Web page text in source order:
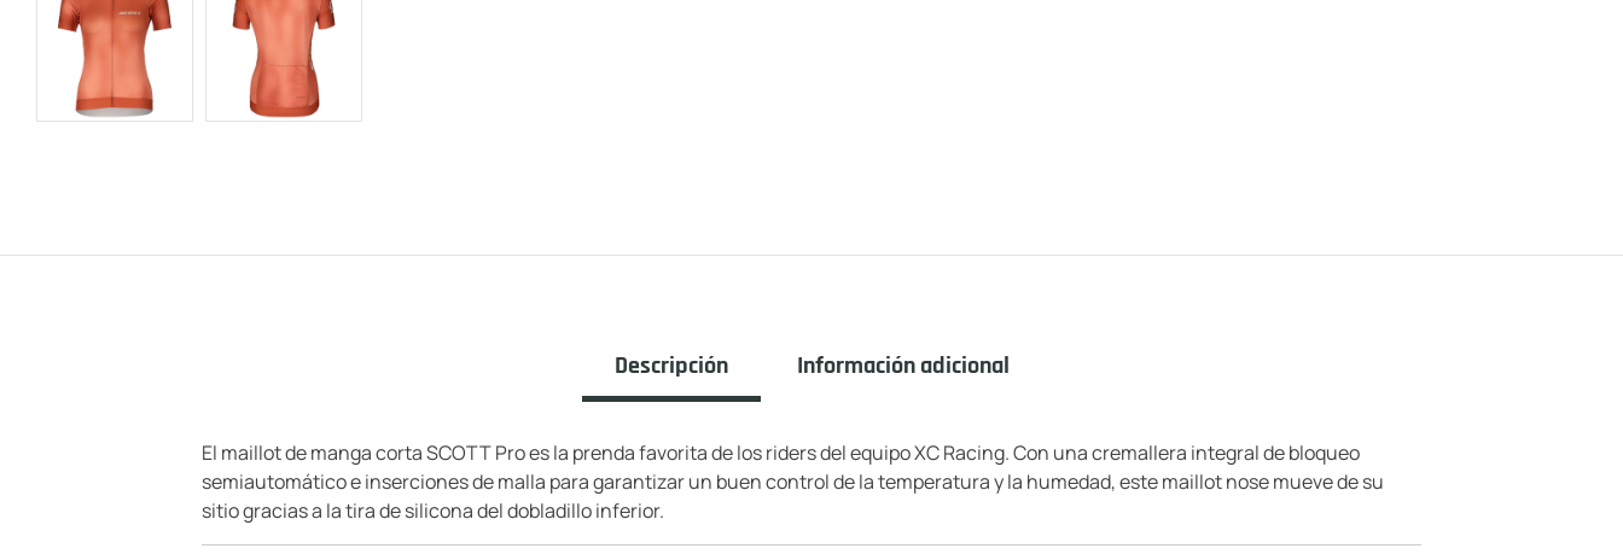
Descripción Información adicional
El maillot de manga corta SCOTT Pro es la prenda favorita de los riders del equipo XC Racing. Con una cremallera integral de bloqueo
semiautomático e inserciones de malla para garantizar un buen control de la temperatura y la humedad, este maillot nose mueve de su
sitio gracias a la tira de silicona del dobladillo inferior.